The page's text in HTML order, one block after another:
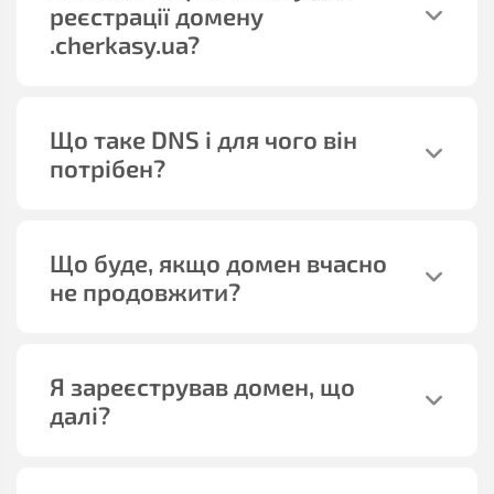
реєстрації домену
.cherkasy.ua?
Що таке DNS і для чого він
потрібен?
Що буде, якщо домен вчасно
не продовжити?
Я зареєстрував домен, що
далі?